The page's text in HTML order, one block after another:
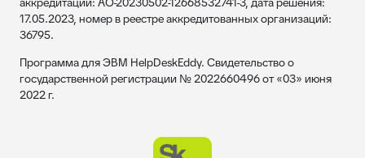
17.05.2023, номер в реестре аккредитованных организаций:
36795.
Программа для ЭВМ HelpDeskEddy. Свидетельство о
государственной регистрации № 2022660496 от «03» июня
2022 г.